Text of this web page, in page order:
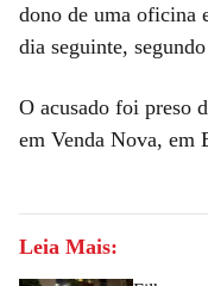
dono de uma oficina
dia seguinte,
O acusado foi preso
em Venda Nova, em
Leia Mais: